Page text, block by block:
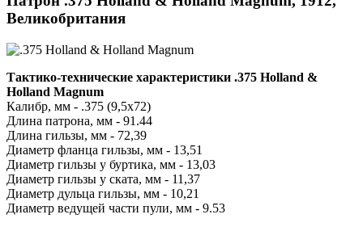
Великобритания
Тактико-технические характеристики .375 Holland &
Holland Magnum
Калибр, мм - .375 (9,5x72)
Длина патрона, мм - 91.44
Длина гильзы, мм - 72,39
Диаметр фланца гильзы, мм - 13,51
Диаметр гильзы у буртика, мм - 13,03
Диаметр гильзы у ската, мм - 11,37
Диаметр дульца гильзы, мм - 10,21
Диаметр ведущей части пули, мм - 9.53